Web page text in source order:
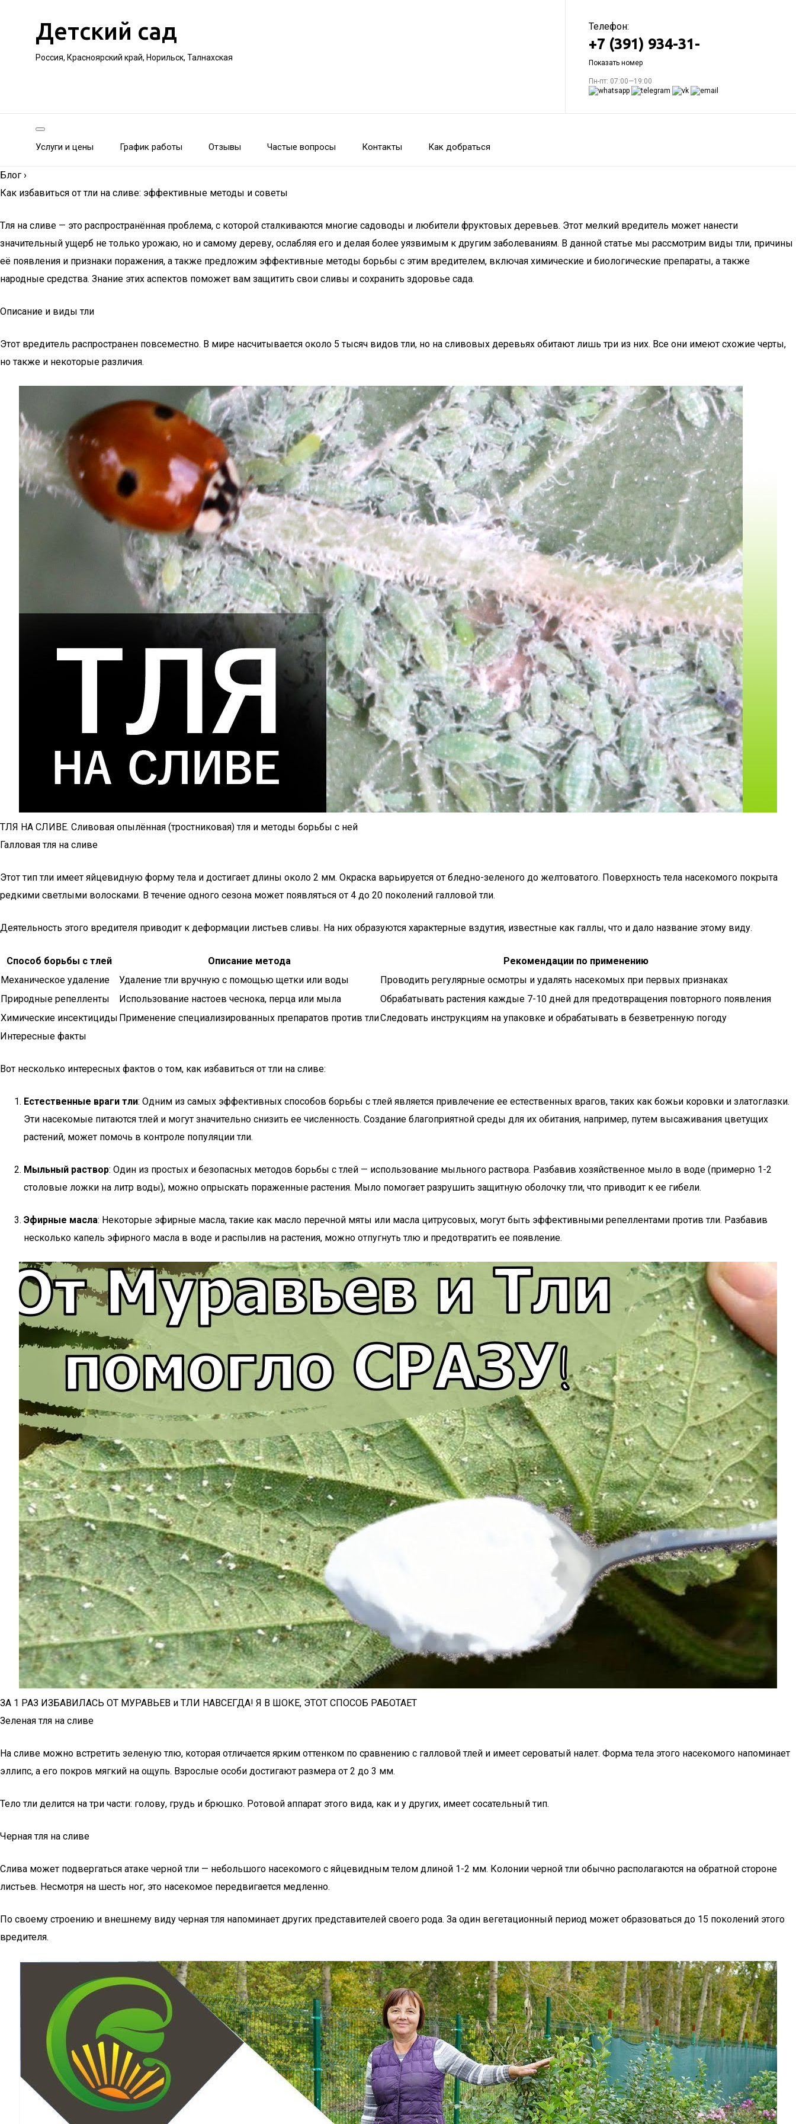
Детский сад
Россия, Красноярский край, Норильск, Талнахская
Телефон:
+7 (391) 934-31-
Показать номер
Пн-пт: 07:00—19:00
Услуги и цены График работы Отзывы Частые вопросы Контакты Как добраться
Блог ›
Как избавиться от тли на сливе: эффективные методы и советы
Тля на сливе — это распространённая проблема, с которой сталкиваются многие садоводы и любители фруктовых деревьев. Этот мелкий вредитель может нанести
значительный ущерб не только урожаю, но и самому дереву, ослабляя его и делая более уязвимым к другим заболеваниям. В данной статье мы рассмотрим виды тли, причины
её появления и признаки поражения, а также предложим эффективные методы борьбы с этим вредителем, включая химические и биологические препараты, а также
народные средства. Знание этих аспектов поможет вам защитить свои сливы и сохранить здоровье сада.
Описание и виды тли
Этот вредитель распространен повсеместно. В мире насчитывается около 5 тысяч видов тли, но на сливовых деревьях обитают лишь три из них. Все они имеют схожие черты,
но также и некоторые различия.
ТЛЯ НА СЛИВЕ. Сливовая опылённая (тростниковая) тля и методы борьбы с ней
Галловая тля на сливе
Этот тип тли имеет яйцевидную форму тела и достигает длины около 2 мм. Окраска варьируется от бледно-зеленого до желтоватого. Поверхность тела насекомого покрыта
редкими светлыми волосками. В течение одного сезона может появляться от 4 до 20 поколений галловой тли.
Деятельность этого вредителя приводит к деформации листьев сливы. На них образуются характерные вздутия, известные как галлы, что и дало название этому виду.
Способ борьбы с тлей Описание метода
Рекомендации по применению
Механическое удаление
Удаление тли вручную с помощью щетки или воды
Проводить регулярные осмотры и удалять насекомых при первых признаках
Природные репелленты
Использование настоев чеснока, перца или мыла
Обрабатывать растения каждые 7-10 дней для предотвращения повторного появления
Химические инсектициды Применение специализированных препаратов против тлиСледовать инструкциям на упаковке и обрабатывать в безветренную погоду
Интересные факты
Вот несколько интересных фактов о том, как избавиться от тли на сливе:
Естественные враги тли: Одним из самых эффективных способов борьбы с тлей является привлечение ее естественных врагов, таких как божьи коровки и златоглазки.
Эти насекомые питаются тлей и могут значительно снизить ее численность. Создание благоприятной среды для их обитания, например, путем высаживания цветущих
растений, может помочь в контроле популяции тли.
Мыльный раствор: Один из простых и безопасных методов борьбы с тлей — использование мыльного раствора. Разбавив хозяйственное мыло в воде (примерно 1-2
столовые ложки на литр воды), можно опрыскать пораженные растения. Мыло помогает разрушить защитную оболочку тли, что приводит к ее гибели.
Эфирные масла: Некоторые эфирные масла, такие как масло перечной мяты или масла цитрусовых, могут быть эффективными репеллентами против тли. Разбавив
несколько капель эфирного масла в воде и распылив на растения, можно отпугнуть тлю и предотвратить ее появление.
ЗА 1 РАЗ ИЗБАВИЛАСЬ ОТ МУРАВЬЕВ и ТЛИ НАВСЕГДА! Я В ШОКЕ, ЭТОТ СПОСОБ РАБОТАЕТ
Зеленая тля на сливе
На сливе можно встретить зеленую тлю, которая отличается ярким оттенком по сравнению с галловой тлей и имеет сероватый налет. Форма тела этого насекомого напоминает
эллипс, а его покров мягкий на ощупь. Взрослые особи достигают размера от 2 до 3 мм.
Тело тли делится на три части: голову, грудь и брюшко. Ротовой аппарат этого вида, как и у других, имеет сосательный тип.
Черная тля на сливе
Слива может подвергаться атаке черной тли — небольшого насекомого с яйцевидным телом длиной 1-2 мм. Колонии черной тли обычно располагаются на обратной стороне
листьев. Несмотря на шесть ног, это насекомое передвигается медленно.
По своему строению и внешнему виду черная тля напоминает других представителей своего рода. За один вегетационный период может образоваться до 15 поколений этого
вредителя.